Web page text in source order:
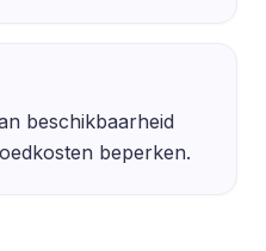
beschikbaarheid
beperken.